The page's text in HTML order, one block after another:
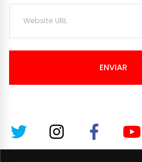
ENVIAR